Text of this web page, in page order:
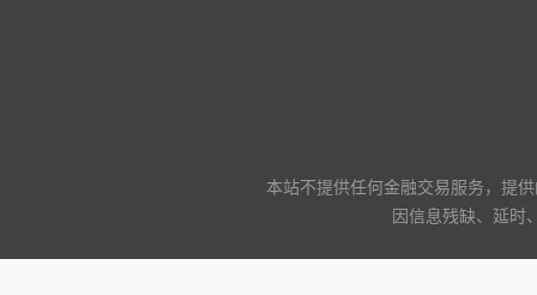
本站不提供任何金融交易服务，提
因信息残缺、延时